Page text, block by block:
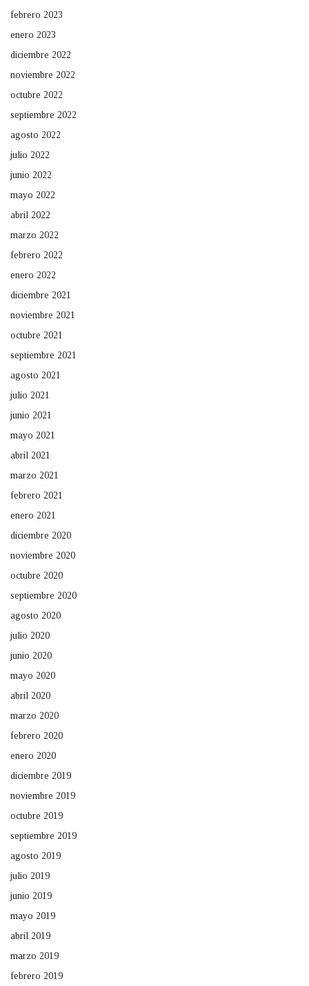
febrero 2023
enero 2023
diciembre 2022
noviembre 2022
octubre 2022
septiembre 2022
agosto 2022
julio 2022
junio 2022
mayo 2022
abril 2022
marzo 2022
febrero 2022
enero 2022
diciembre 2021
noviembre 2021
octubre 2021
septiembre 2021
agosto 2021
julio 2021
junio 2021
mayo 2021
abril 2021
marzo 2021
febrero 2021
enero 2021
diciembre 2020
noviembre 2020
octubre 2020
septiembre 2020
agosto 2020
julio 2020
junio 2020
mayo 2020
abril 2020
marzo 2020
febrero 2020
enero 2020
diciembre 2019
noviembre 2019
octubre 2019
septiembre 2019
agosto 2019
julio 2019
junio 2019
mayo 2019
abril 2019
marzo 2019
febrero 2019